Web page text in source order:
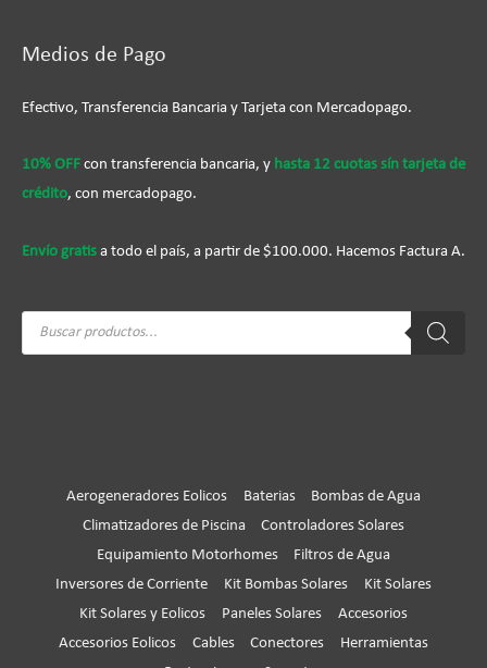
Medios de Pago
Efectivo, Transferencia Bancaria y Tarjeta con Mercadopago.
10% OFF con transferencia bancaria, y hasta 12 cuotas sín tarjeta de
crédito, con mercadopago.
Envío gratis a todo el país, a partir de $100.000. Hacemos Factura A.
Búsqueda
Aerogeneradores Eolicos Baterias
Bombas de Agua
Climatizadores de Piscina
Controladores Solares
Equipamiento Motorhomes
Filtros de Agua
Inversores de Corriente
Kit Bombas Solares
Kit Solares
Kit Solares y Eolicos
Paneles Solares
Accesorios
Accesorios Eolicos
Cables Conectores
Herramientas